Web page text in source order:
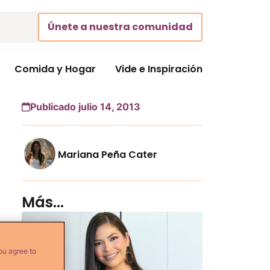
Únete a nuestra comunidad
Comida y Hogar Vide e Inspiración
Publicado julio 14, 2013
Mariana Peña Cater
Más...
agree to